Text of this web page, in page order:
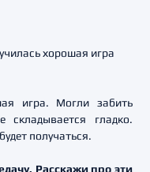
игра. Могли забить
гладко.
получаться.
Расскажи про эти